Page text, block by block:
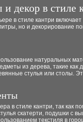
и декор в стиле
в стиле кантри включает
но и декорирование
натуральных
из дерева, такие как
стулья или столы.
в стиле кантри, так как
скатерти, подушки с
текстиля в